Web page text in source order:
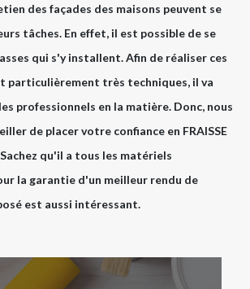
des façades des maisons peuvent se
tâches. En effet, il est possible de se
qui s'y installent. Afin de réaliser ces
particulièrement très techniques, il va
professionnels en la matière. Donc, nous
de placer votre confiance en FRAISSE
qu'il a tous les matériels
la garantie d'un meilleur rendu de
est aussi intéressant.